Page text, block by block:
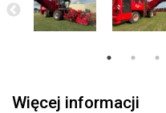
Więcej informacji